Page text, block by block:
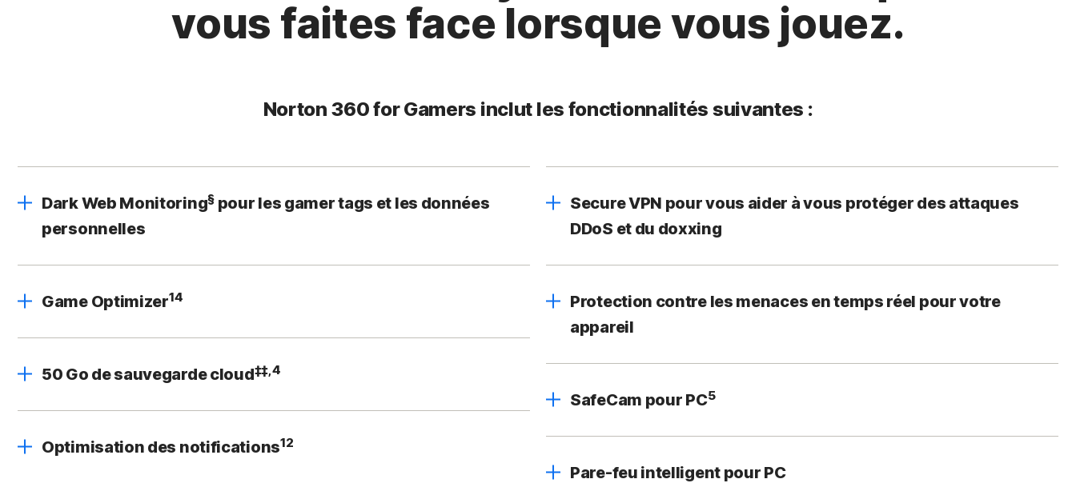
vous faites face lorsque vous jouez.
Norton 360 for Gamers inclut les fonctionnalités suivantes :
Dark Web Monitoring§ pour les gamer tags et les données
personnelles
Game Optimizer14
50 Go de sauvegarde cloud‡‡,4
Optimisation des notifications12
Secure VPN pour vous aider à vous protéger des attaques
DDoS et du doxxing
Protection contre les menaces en temps réel pour votre
appareil
SafeCam pour PC5
Pare-feu intelligent pour PC